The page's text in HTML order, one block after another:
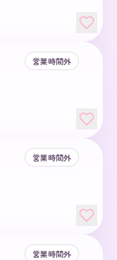
営業時間外
営業時間外
営業時間外